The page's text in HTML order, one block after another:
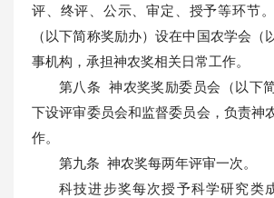
评、终评、公示、审定、授予等环节
（以下简称奖励办）设在中国农学会（
事机构，承担神农奖相关日常工作。
第八条 神农奖奖励委员会（以下
下设评审委员会和监督委员会，负责神
作。
第九条 神农奖每两年评审一次。
科技进步奖每次授予科学研究类